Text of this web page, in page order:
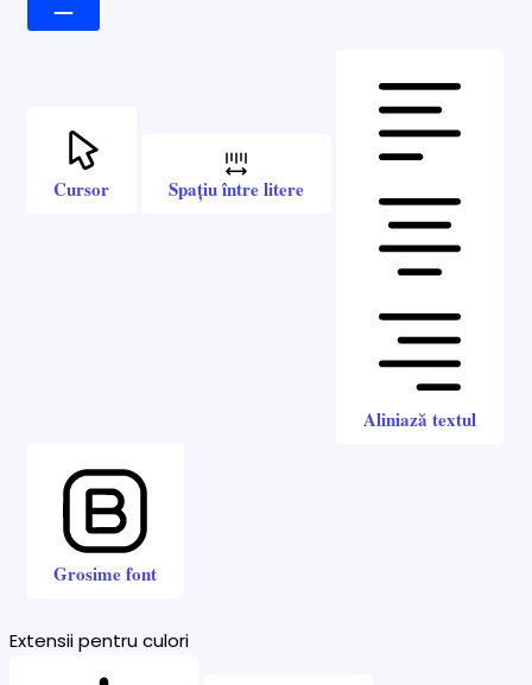
Cursor Spațiu între litere
Aliniază textul
Grosime font
Extensii pentru culori